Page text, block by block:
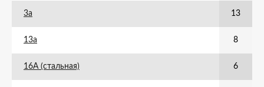
3а 13
13а 8
16А (стальная) 6